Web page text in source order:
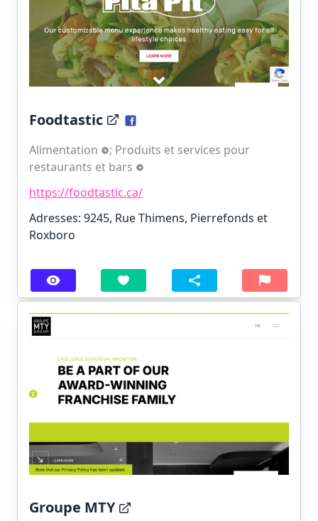
Foodtastic
Alimentation ; Produits et services pour
restaurants et bars
https://foodtastic.ca/
Adresses: 9245, Rue Thimens, Pierrefonds et
Roxboro
Groupe MTY